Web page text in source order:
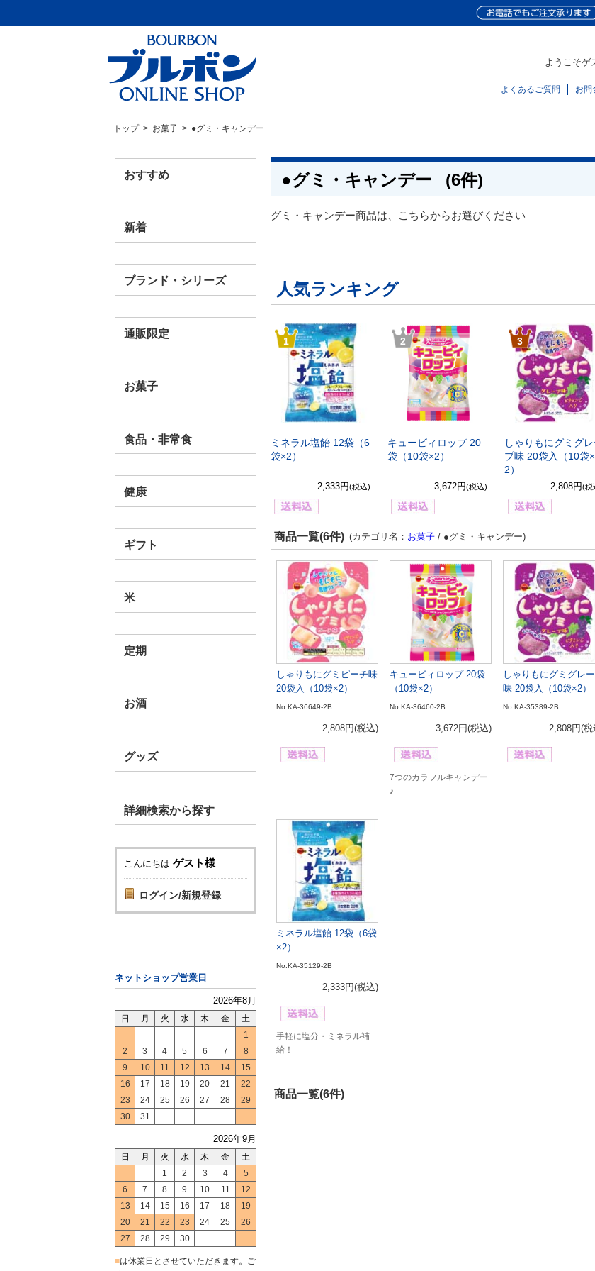
ようこそゲ
よくあるご質問 お問
トップ> お菓子> ●グミ・キャンデー
おすすめ
新着
ブランド・シリーズ
通販限定
お菓子
食品・非常食
健康
ギフト
米
定期
お酒
グッズ
詳細検索から探す
こんにちは ゲスト様
ログイン/新規登録
ネットショップ営業日
2026年8月
日 月 火 水 木 金
土
1
2
3 4 5 6 7
8
9
10 11 12 13 14
15
16
17 18 19 20 21
22
23
24 25 26 27 28
29
30
31
2026年9月
日 月 火 水 木 金
土
1
2 3 4
5
6
7 8 9 10 11
12
13
14 15 16 17 18
19
20
21 22 23 24 25
26
27
28 29 30
■は休業日とさせていただきます。ご
●グミ・キャンデー (6件)
グミ・キャンデー商品は、こちらからお選びください
人気ランキング
1
ミネラル塩飴 12袋（6
袋×2）
2,333円(税込)
2
キュービィロップ 20
袋（10袋×2）
3,672円(税込)
3
しゃりもにグミグレ
プ味 20袋入（10袋×
2）
2,808円(税
商品一覧(6件) (カテゴリ名： お菓子 / ●グミ・キャンデー)
しゃりもにグミピーチ味
20袋入（10袋×2）
No.KA-36649-2B
2,808円(税込)
キュービィロップ 20袋
（10袋×2）
No.KA-36460-2B
3,672円(税込)
7つのカラフルキャンデー
♪
しゃりもにグミグレ
味 20袋入（10袋×2）
No.KA-35389-2B
2,808円(税
ミネラル塩飴 12袋（6袋
×2）
No.KA-35129-2B
2,333円(税込)
手軽に塩分・ミネラル補
給！
商品一覧(6件)